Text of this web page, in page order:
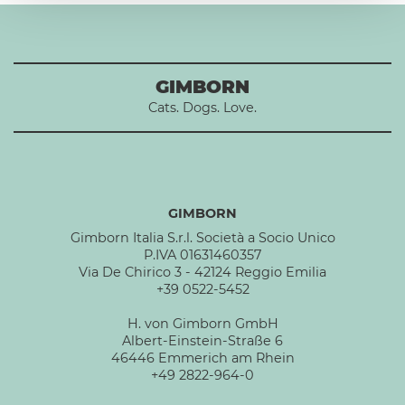
GIMBORN
Cats. Dogs. Love.
GIMBORN
Gimborn Italia S.r.l. Società a Socio Unico
P.IVA 01631460357
Via De Chirico 3 - 42124 Reggio Emilia
+39 0522-5452
H. von Gimborn GmbH
Albert-Einstein-Straße 6
46446 Emmerich am Rhein
+49 2822-964-0